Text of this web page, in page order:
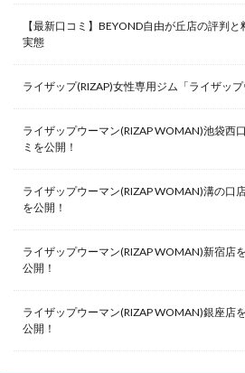
【最新口コミ】BEYOND自由が丘店の評判
実態
ライザップ(RIZAP)女性専用ジム「ライザッ
ライザップウーマン(RIZAP WOMAN)池袋西
ミを公開！
ライザップウーマン(RIZAP WOMAN)溝の口
を公開！
ライザップウーマン(RIZAP WOMAN)新宿店
公開！
ライザップウーマン(RIZAP WOMAN)銀座店
公開！